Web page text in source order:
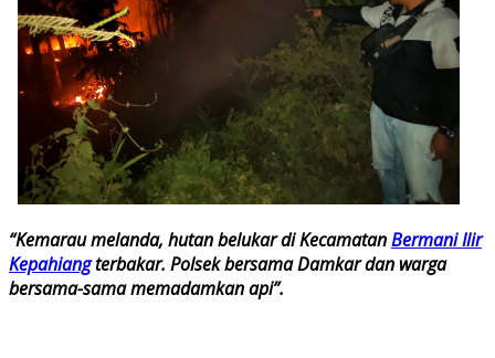
“Kemarau melanda, hutan belukar di KecamatanBermani Ilir
Kepahiangterbakar. Polsek bersama Damkar dan warga
bersama-sama memadamkan api”.